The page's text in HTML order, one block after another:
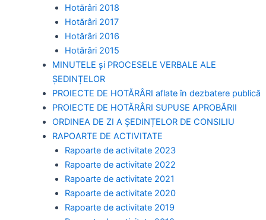
Hotărâri 2018
Hotărâri 2017
Hotărâri 2016
Hotărâri 2015
MINUTELE și PROCESELE VERBALE ALE
ȘEDINȚELOR
PROIECTE DE HOTĂRÂRI aflate în dezbatere publică
PROIECTE DE HOTĂRÂRI SUPUSE APROBĂRII
ORDINEA DE ZI A ȘEDINȚELOR DE CONSILIU
RAPOARTE DE ACTIVITATE
Rapoarte de activitate 2023
Rapoarte de activitate 2022
Rapoarte de activitate 2021
Rapoarte de activitate 2020
Rapoarte de activitate 2019